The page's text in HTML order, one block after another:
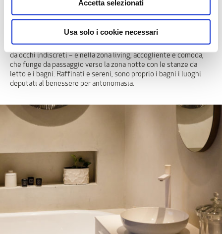
Accetta selezionati
Usa solo i cookie necessari
Ciò è evidente soprattutto nell’ingresso – più riparato e al sicuro
da occhi indiscreti – e nella zona living, accogliente e comoda,
che funge da passaggio verso la zona notte con le stanze da
letto e i bagni. Raffinati e sereni, sono proprio i bagni i luoghi
deputati al benessere per antonomasia.